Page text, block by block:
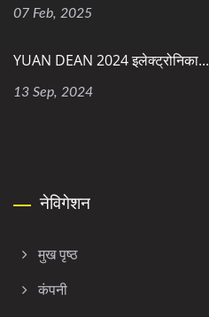
07 Feb, 2025
YUAN DEAN 2024 इलेक्ट्रोनिका...
13 Sep, 2024
नेविगेशन
मुख पृष्ठ
कंपनी